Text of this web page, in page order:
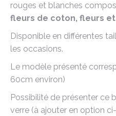
rouges et blanches
fleurs de coton, fleurs
Disponible en différentes
les occasions.
Le modèle présenté
60cm environ)
Possibilité de présenter ce
verre (à ajouter en option